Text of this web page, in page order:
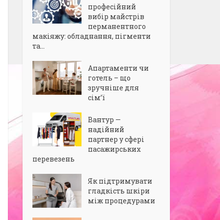
професійний
вибір майстрів
перманентного
макіяжу: обладнання, пігменти
та...
Апартаменти чи
готель – що
зручніше для
сім’ї
Вантур —
надійний
партнер у сфері
пасажирських
перевезень
Як підтримувати
гладкість шкіри
між процедурами